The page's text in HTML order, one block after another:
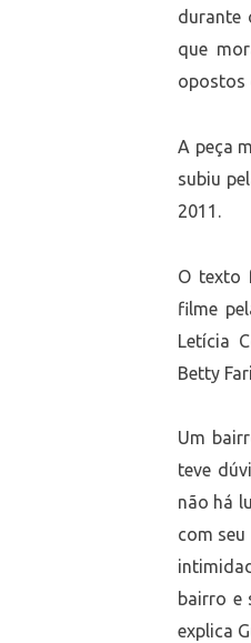
durante
que
opostos
A peça
subiu
2011.
O texto
filme
Letícia
Betty
Um
teve
não há
com
bairro e
explica